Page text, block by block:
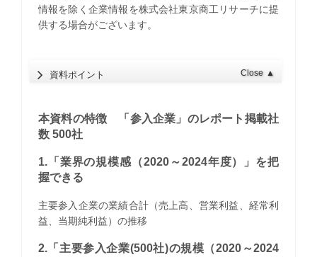
情報を除く企業情報を株式会社東京商工リサーチに提
供する場合がございます。
資料ポイント Close ▲
本資料の特徴 「参入企業」のレポート掲載社
数 500社
1.「業界の規模感（2020～2024年度）」を把
握できる
主要参入企業の業績合計（売上高、営業利益、経常利
益、当期純利益）の推移
2.「主要参入企業(500社)の規模（2020～2024